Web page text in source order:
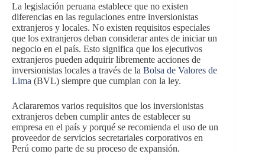
La legislación peruana establece que no existen
diferencias en las regulaciones entre inversionistas
extranjeros y locales. No existen requisitos especiales
que los extranjeros deban considerar antes de iniciar un
negocio en el país. Esto significa que los ejecutivos
extranjeros pueden adquirir libremente acciones de
inversionistas locales a través de la Bolsa de Valores de
Lima (BVL) siempre que cumplan con la ley.
Aclararemos varios requisitos que los inversionistas
extranjeros deben cumplir antes de establecer su
empresa en el país y porqué se recomienda el uso de un
proveedor de servicios secretariales corporativos en
Perú como parte de su proceso de expansión.